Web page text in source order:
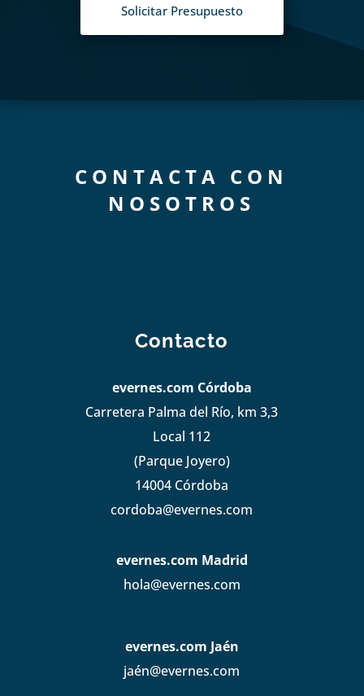
Solicitar Presupuesto
CONTACTA CON
NOSOTROS
Contacto
evernes.com Córdoba
Carretera Palma del Río, km 3,3
Local 112
(Parque Joyero)
14004 Córdoba
cordoba@evernes.com
evernes.com Madrid
hola@evernes.com
evernes.com Jaén
jaén@evernes.com